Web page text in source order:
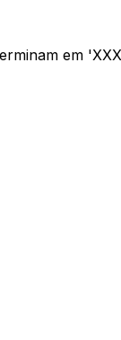
em